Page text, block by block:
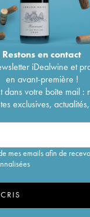
Restons encontact
iDealwine et
en avant-première !
dans votre boîte mail :
exclusives,
mes emails afin de